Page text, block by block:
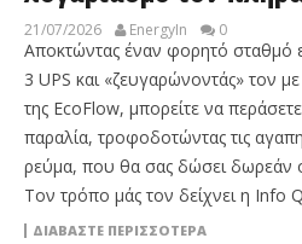
21/07/2026 EnergyIn 0
Αποκτώντας έναν φορητό σταθμό
3 UPS και «ζευγαρώνοντάς» τον
της EcoFlow, μπορείτε να
παραλία, τροφοδοτώντας τις
ρεύμα, που θα σας δώσει δωρεάν ο
Τον τρόπο μάς τον δείχνει η
ΔΙΑΒΆΣΤΕ ΠΕΡΙΣΣΌΤΕΡΑ